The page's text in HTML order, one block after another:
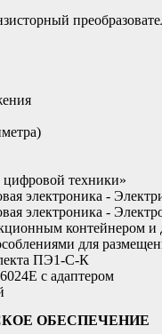
техники»
электроника -
электроника -
контейнером и
для
ПЭ1-С-К
с адаптером
ОБЕСПЕЧЕНИЕ